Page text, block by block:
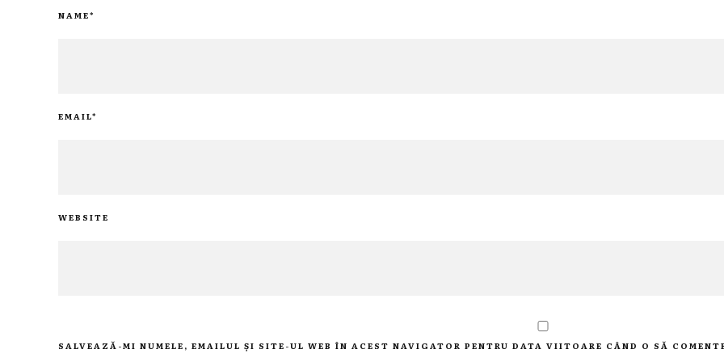
NAME*
EMAIL*
WEBSITE
SALVEAZĂ-MI NUMELE, EMAILUL ȘI SITE-UL WEB ÎN ACEST NAVIGATOR PENTRU DATA VIITOARE CÂND O SĂ